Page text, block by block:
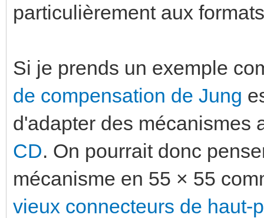
particulièrement aux
Si je prends un exemple
de compensation de Jung
d'adapter des mécanismes
CD. On pourrait donc
mécanisme en 55 × 55
vieux connecteurs de haut-